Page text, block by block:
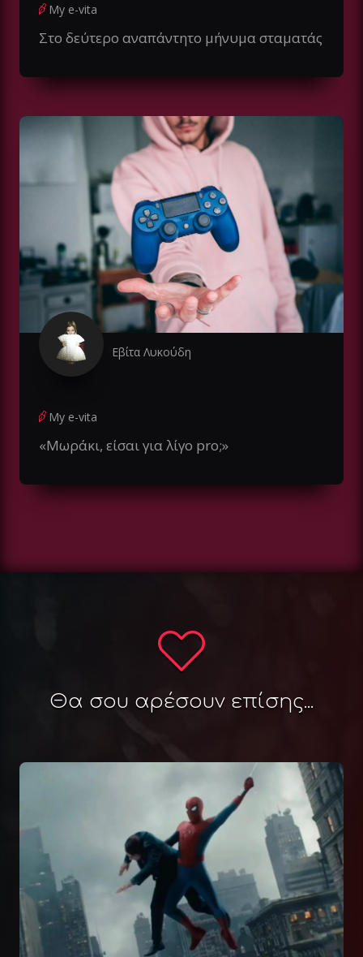
My e-vita
Στο δεύτερο αναπάντητο μήνυμα σταματάς
Εβίτα Λυκούδη
My e-vita
«Μωράκι, είσαι για λίγο pro;»
Θα σου αρέσουν επίσης...